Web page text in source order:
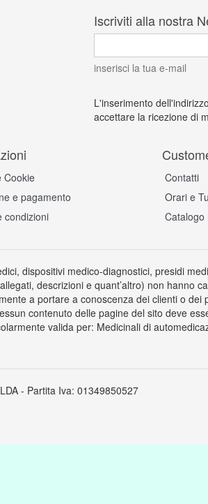
Iscriviti alla nostra
inserisci la tua e-mail
L'inserimento
accettare la ricezione di
Cookie
e pagamento
condizioni
Contatti
Orari e
Catalogo
dispositivi medico-diagnostici, presidi
descrizioni e quant’altro) non hanno
a portare a conoscenza dei clienti o
contenuto delle pagine del sito deve
valida per: Medicinali di
- Partita Iva: 01349850527